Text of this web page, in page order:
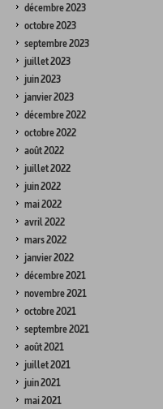
décembre 2023
octobre 2023
septembre 2023
juillet 2023
juin 2023
janvier 2023
décembre 2022
octobre 2022
août 2022
juillet 2022
juin 2022
mai 2022
avril 2022
mars 2022
janvier 2022
décembre 2021
novembre 2021
octobre 2021
septembre 2021
août 2021
juillet 2021
juin 2021
mai 2021